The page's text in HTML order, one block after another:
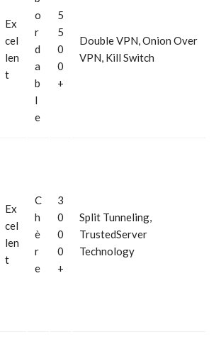
Ex
cel
len
t
o
r
d
a
b
l
e
5
5
0
0
+
Double VPN, Onion Over
VPN, Kill Switch
Ex
cel
len
t
C
h
è
r
e
3
0
0
0
+
Split Tunneling,
TrustedServer
Technology